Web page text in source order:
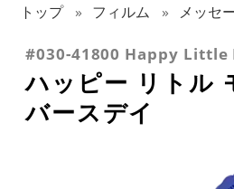
トップ フィルム メッセ
#030-41800 Happy
ハッピー リトル
バースデイ